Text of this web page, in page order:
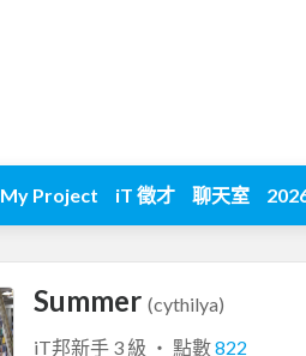
My Project iT 徵才 聊天室
Summer (cythilya)
iT邦新手 3 級 ‧ 點數822